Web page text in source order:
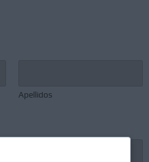
Apellidos